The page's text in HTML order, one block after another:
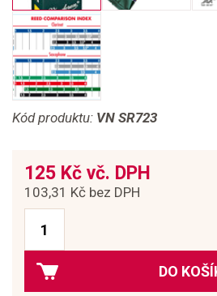
Kód produktu: VN SR723
125 Kč vč. DPH
103,31 Kč bez DPH
DO